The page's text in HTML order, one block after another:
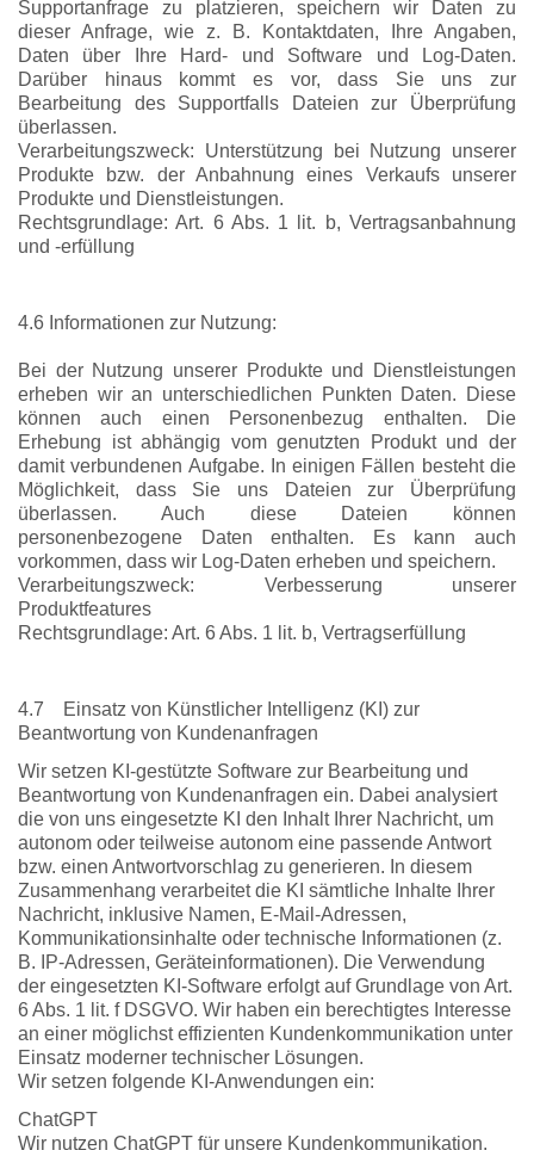
Supportanfrage zu platzieren, speichern wir Daten zu
dieser Anfrage, wie z. B. Kontaktdaten, Ihre Angaben,
Daten über Ihre Hard- und Software und Log-Daten.
Darüber hinaus kommt es vor, dass Sie uns zur
Bearbeitung des Supportfalls Dateien zur Überprüfung
überlassen.
Verarbeitungszweck: Unterstützung bei Nutzung unserer
Produkte bzw. der Anbahnung eines Verkaufs unserer
Produkte und Dienstleistungen.
Rechtsgrundlage: Art. 6 Abs. 1 lit. b, Vertragsanbahnung
und -erfüllung
4.6 Informationen zur Nutzung:
Bei der Nutzung unserer Produkte und Dienstleistungen
erheben wir an unterschiedlichen Punkten Daten. Diese
können auch einen Personenbezug enthalten. Die
Erhebung ist abhängig vom genutzten Produkt und der
damit verbundenen Aufgabe. In einigen Fällen besteht die
Möglichkeit, dass Sie uns Dateien zur Überprüfung
überlassen. Auch diese Dateien können
personenbezogene Daten enthalten. Es kann auch
vorkommen, dass wir Log-Daten erheben und speichern.
Verarbeitungszweck: Verbesserung unserer
Produktfeatures
Rechtsgrundlage: Art. 6 Abs. 1 lit. b, Vertragserfüllung
4.7 Einsatz von Künstlicher Intelligenz (KI) zur
Beantwortung von Kundenanfragen
Wir setzen KI-gestützte Software zur Bearbeitung und
Beantwortung von Kundenanfragen ein. Dabei analysiert
die von uns eingesetzte KI den Inhalt Ihrer Nachricht, um
autonom oder teilweise autonom eine passende Antwort
bzw. einen Antwortvorschlag zu generieren. In diesem
Zusammenhang verarbeitet die KI sämtliche Inhalte Ihrer
Nachricht, inklusive Namen, E-Mail-Adressen,
Kommunikationsinhalte oder technische Informationen (z.
B. IP-Adressen, Geräteinformationen). Die Verwendung
der eingesetzten KI-Software erfolgt auf Grundlage von Art.
6 Abs. 1 lit. f DSGVO. Wir haben ein berechtigtes Interesse
an einer möglichst effizienten Kundenkommunikation unter
Einsatz moderner technischer Lösungen.
Wir setzen folgende KI-Anwendungen ein:
ChatGPT
Wir nutzen ChatGPT für unsere Kundenkommunikation.